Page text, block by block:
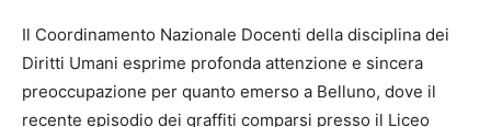
Il Coordinamento Nazionale Docenti della disciplina dei
Diritti Umani esprime profonda attenzione e sincera
preoccupazione per quanto emerso a Belluno, dove il
recente episodio dei graffiti comparsi presso il Liceo